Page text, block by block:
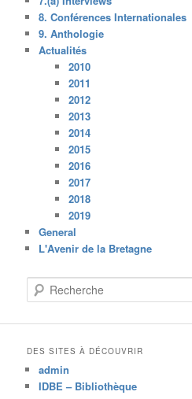
8. Conférences Internationales
9. Anthologie
Actualités
2010
2011
2012
2013
2014
2015
2016
2017
2018
2019
General
L'Avenir de la Bretagne
e
c
h
DES SITES À DÉCOUVRIR
admin
IDBE – Bibliothèque